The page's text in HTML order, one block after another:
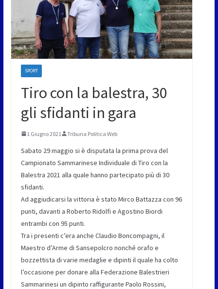
SPORT
Tiro con la balestra, 30
gli sfidanti in gara
1 Giugno 2021 Tribuna Politica Web
Sabato 29 maggio si è disputata la prima prova del
Campionato Sammarinese Individuale di Tiro con la
Balestra 2021 alla quale hanno partecipato più di 30
sfidanti.
Ad aggiudicarsi la vittoria è stato Mirco Battazza con 96
punti, davanti a Roberto Ridolfi e Agostino Biordi
entrambi con 95 punti.
Tra i presenti c’era anche Claudio Boncompagni, il
Maestro d’Arme di Sansepolcro nonché orafo e
bozzettista di varie medaglie e dipinti il quale ha colto
l’occasione per donare alla Federazione Balestrieri
Sammarinesi un dipinto raffigurante Paolo Rossini,